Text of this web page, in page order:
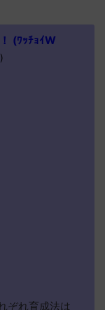
(ﾜｯﾁｮｲW
ぞれ育成法は